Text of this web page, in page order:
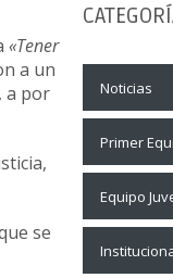
«Tener
a un
a por
se
Noticias
Primer
Equipo